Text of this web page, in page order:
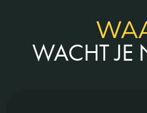
WACHT JE